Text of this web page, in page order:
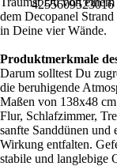
4255609523016
dem Decopanel
in Deine vier Wände.
Produktmerkmale
Darum solltest Du
die beruhigende
Maßen von 138x48
Flur, Schlafzimmer,
sanfte Sanddünen und
Wirkung entfalten.
stabile und langlebige